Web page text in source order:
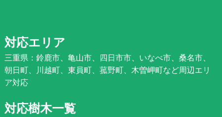
対応エリア
三重県：鈴鹿市、亀山市、四日市市、いなべ市、桑名市、
朝日町、川越町、東員町、菰野町、木曽岬町など周辺エリ
ア対応
対応樹木一覧